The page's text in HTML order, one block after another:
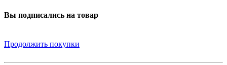
Вы подписались на товар
Продолжить покупки